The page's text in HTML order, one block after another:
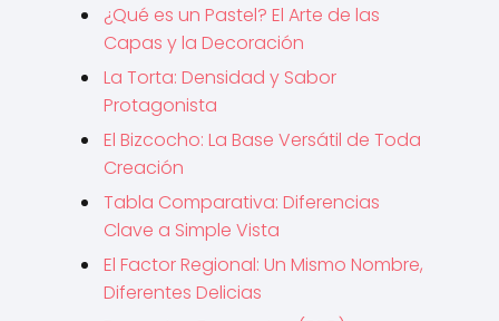
¿Qué es un Pastel? El Arte de las
Capas y la Decoración
La Torta: Densidad y Sabor
Protagonista
El Bizcocho: La Base Versátil de Toda
Creación
Tabla Comparativa: Diferencias
Clave a Simple Vista
El Factor Regional: Un Mismo Nombre,
Diferentes Delicias